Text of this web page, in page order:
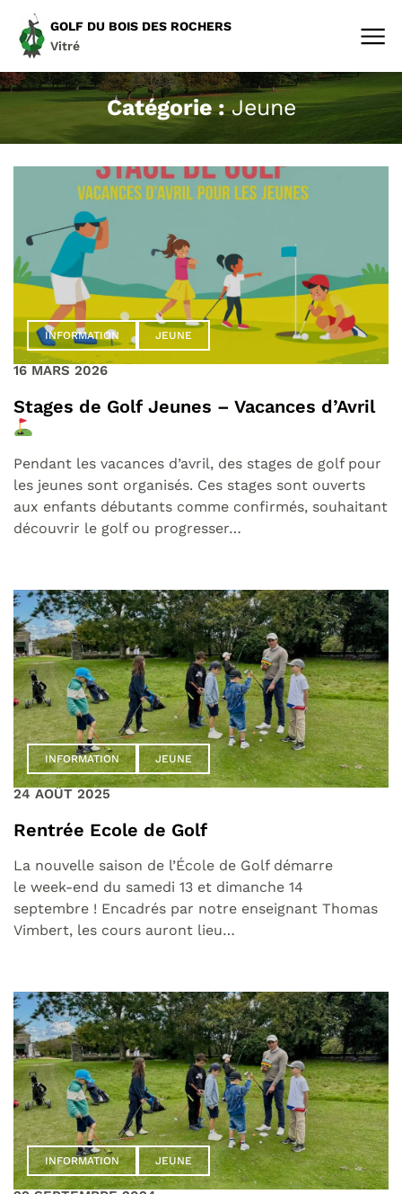
GOLF DU BOIS DES ROCHERS
Vitré
Catégorie :Jeune
INFORMATION JEUNE
16 MARS 2026
Stages de Golf Jeunes – Vacances d’Avril
Pendant les vacances d’avril, des stages de golf pour
les jeunes sont organisés. Ces stages sont ouverts
aux enfants débutants comme confirmés, souhaitant
découvrir le golf ou progresser…
INFORMATION JEUNE
24 AOÛT 2025
Rentrée Ecole de Golf
La nouvelle saison de l’École de Golf démarre
le week-end du samedi 13 et dimanche 14
septembre ! Encadrés par notre enseignant Thomas
Vimbert, les cours auront lieu…
INFORMATION JEUNE